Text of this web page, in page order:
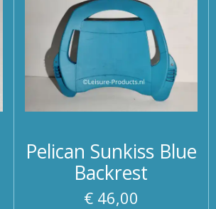
Pelican Sunkiss Blue
Backrest
€ 46,00